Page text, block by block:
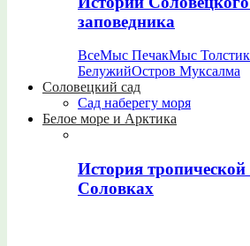
заповедника
ВсеМыс ПечакМыс Толстик
БелужийОстров Муксалма
Соловецкий сад
Сад наберегу моря
Белое море и Арктика
История тропической
Соловках